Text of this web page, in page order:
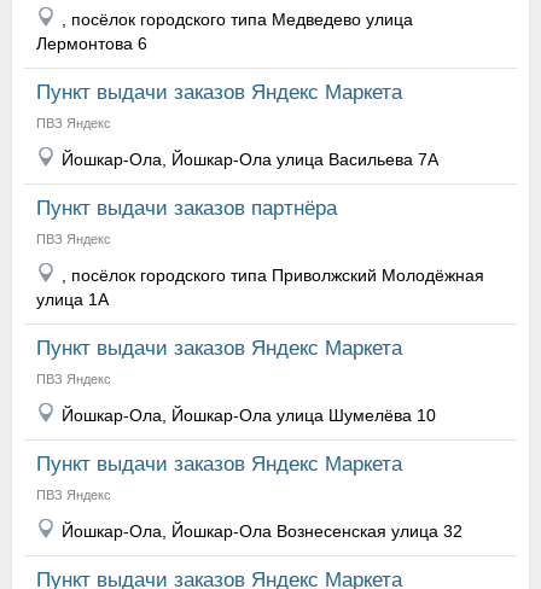
, посёлок городского типа Медведево улица
Лермонтова 6
Пункт выдачи заказов Яндекс Маркета
ПВЗ Яндекс
Йошкар-Ола, Йошкар-Ола улица Васильева 7А
Пункт выдачи заказов партнёра
ПВЗ Яндекс
, посёлок городского типа Приволжский Молодёжная
улица 1А
Пункт выдачи заказов Яндекс Маркета
ПВЗ Яндекс
Йошкар-Ола, Йошкар-Ола улица Шумелёва 10
Пункт выдачи заказов Яндекс Маркета
ПВЗ Яндекс
Йошкар-Ола, Йошкар-Ола Вознесенская улица 32
Пункт выдачи заказов Яндекс Маркета